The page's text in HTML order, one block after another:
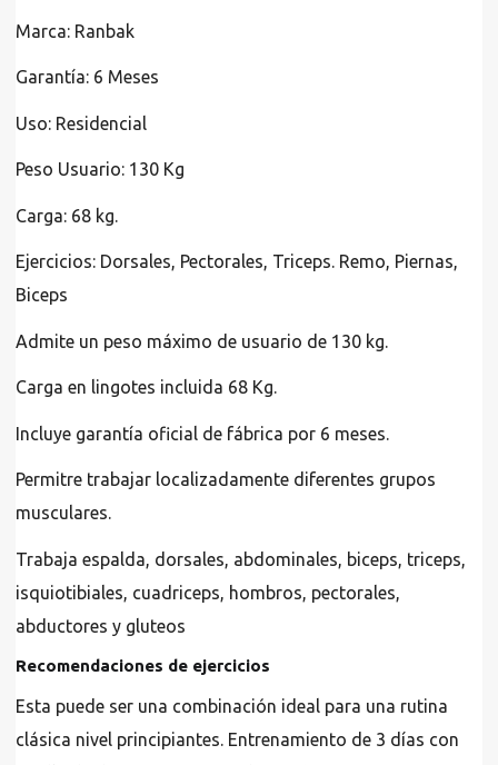
Marca: Ranbak
Garantía: 6 Meses
Uso: Residencial
Peso Usuario: 130 Kg
Carga: 68 kg.
Ejercicios: Dorsales, Pectorales, Triceps. Remo, Piernas,
Biceps
Admite un peso máximo de usuario de 130 kg.
Carga en lingotes incluida 68 Kg.
Incluye garantía oficial de fábrica por 6 meses.
Permitre trabajar localizadamente diferentes grupos
musculares.
Trabaja espalda, dorsales, abdominales, biceps, triceps,
isquiotibiales, cuadriceps, hombros, pectorales,
abductores y gluteos
Recomendaciones de ejercicios
Esta puede ser una combinación ideal para una rutina
clásica nivel principiantes. Entrenamiento de 3 días con